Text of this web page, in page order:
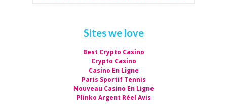
Sites we love
Best Crypto Casino
Crypto Casino
Casino En Ligne
Paris Sportif Tennis
Nouveau Casino En Ligne
Plinko Argent Réel Avis